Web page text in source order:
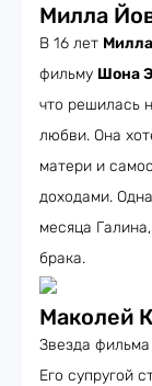
Милла
В 16 лет
фильму Шона
что решилась
любви. Она
матери и
доходами.
месяца
брака.
Маколей
Звезда
Его супругой